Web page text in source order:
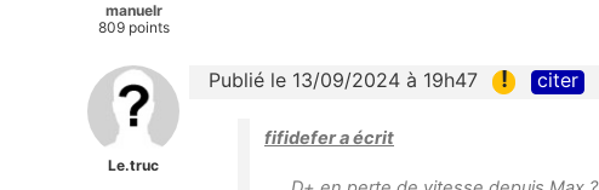
manuelr
809 points
Le.truc
Publié le 13/09/2024 à 19h47 ! citer
fifidefer a écrit